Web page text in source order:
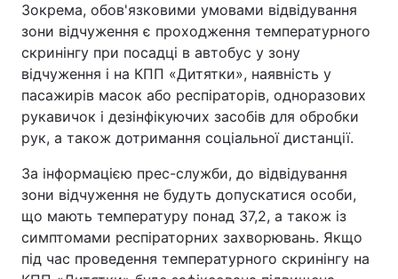
Зокрема, обов'язковими умовами відвідування
зони відчуження є проходження температурного
скринінгу при посадці в автобус у зону
відчуження і на КПП «Дитятки», наявність у
пасажирів масок або респіраторів, одноразових
рукавичок і дезінфікуючих засобів для обробки
рук, а також дотримання соціальної дистанції.
За інформацією прес-служби, до відвідування
зони відчуження не будуть допускатися особи,
що мають температуру понад 37,2, а також із
симптомами респіраторних захворювань. Якщо
під час проведення температурного скринінгу на